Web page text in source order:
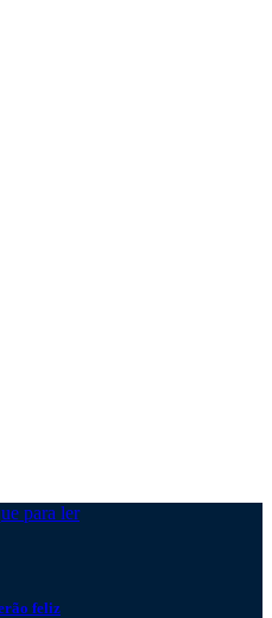
para ler
feliz